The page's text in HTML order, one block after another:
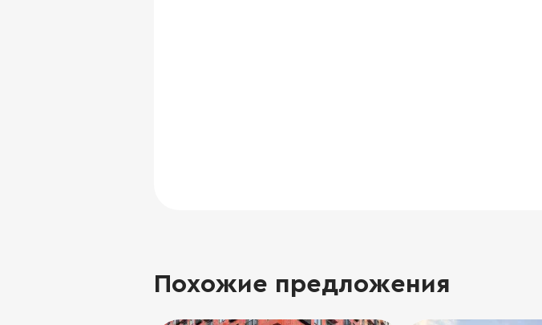
Похожие предложения